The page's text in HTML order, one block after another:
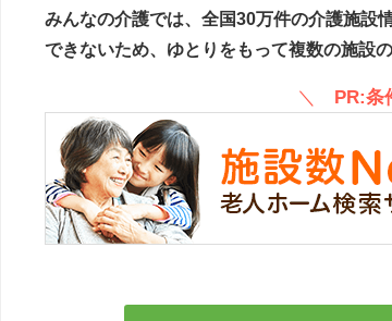
みんなの介護では、全国30万件の介護施設
できないため、ゆとりをもって複数の施設
＼ PR:条